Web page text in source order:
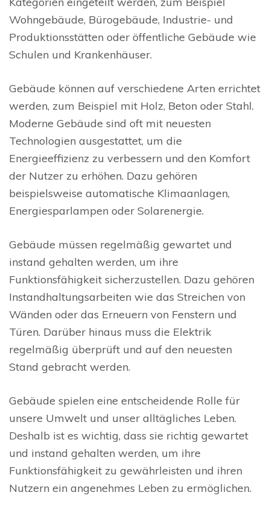
Wohngebäude, Bürogebäude, Industrie- und
Produktionsstätten oder öffentliche Gebäude wie
Schulen und Krankenhäuser.
Gebäude können auf verschiedene Arten errichtet
werden, zum Beispiel mit Holz, Beton oder Stahl.
Moderne Gebäude sind oft mit neuesten
Technologien ausgestattet, um die
Energieeffizienz zu verbessern und den Komfort
der Nutzer zu erhöhen. Dazu gehören
beispielsweise automatische Klimaanlagen,
Energiesparlampen oder Solarenergie.
Gebäude müssen regelmäßig gewartet und
instand gehalten werden, um ihre
Funktionsfähigkeit sicherzustellen. Dazu gehören
Instandhaltungsarbeiten wie das Streichen von
Wänden oder das Erneuern von Fenstern und
Türen. Darüber hinaus muss die Elektrik
regelmäßig überprüft und auf den neuesten
Stand gebracht werden.
Gebäude spielen eine entscheidende Rolle für
unsere Umwelt und unser alltägliches Leben.
Deshalb ist es wichtig, dass sie richtig gewartet
und instand gehalten werden, um ihre
Funktionsfähigkeit zu gewährleisten und ihren
Nutzern ein angenehmes Leben zu ermöglichen.